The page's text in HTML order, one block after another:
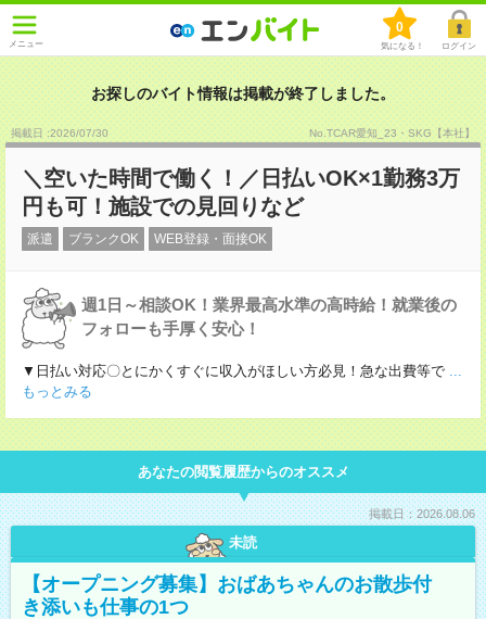
メニュー
0
気になる！ ログイン
お探しのバイト情報は掲載が終了しました。
掲載日 :2026/07/30 No.TCAR愛知_23・SKG【本社】
＼空いた時間で働く！／日払いOK×1勤務3万
円も可！施設での見回りなど
派遣 ブランクOK WEB登録・面接OK
週1日～相談OK！業界最高水準の高時給！就業後の
フォローも手厚く安心！
▼日払い対応〇とにかくすぐに収入がほしい方必見！急な出費等で ...
もっとみる
あなたの閲覧履歴からのオススメ
掲載日：2026.08.06
未読
【オープニング募集】おばあちゃんのお散歩付
き添いも仕事の1つ